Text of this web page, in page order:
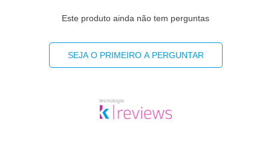
Este produto ainda não tem perguntas
SEJA O PRIMEIRO A PERGUNTAR